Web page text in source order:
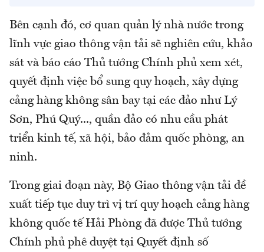
Bên cạnh đó, cơ quan quản lý nhà nước trong
lĩnh vực giao thông vận tải sẽ nghiên cứu, khảo
sát và báo cáo Thủ tướng Chính phủ xem xét,
quyết định việc bổ sung quy hoạch, xây dựng
cảng hàng không sân bay tại các đảo như Lý
Sơn, Phú Quý..., quần đảo có nhu cầu phát
triển kinh tế, xã hội, bảo đảm quốc phòng, an
ninh.
Trong giai đoạn này, Bộ Giao thông vận tải đề
xuất tiếp tục duy trì vị trí quy hoạch cảng hàng
không quốc tế Hải Phòng đã được Thủ tướng
Chính phủ phê duyệt tại Quyết định số